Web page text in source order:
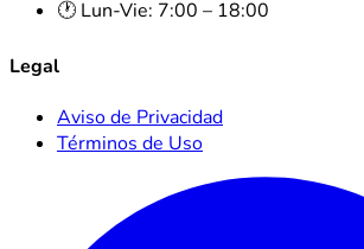
🕐 Lun-Vie: 7:00 – 18:00
Legal
Aviso de Privacidad
Términos de Uso